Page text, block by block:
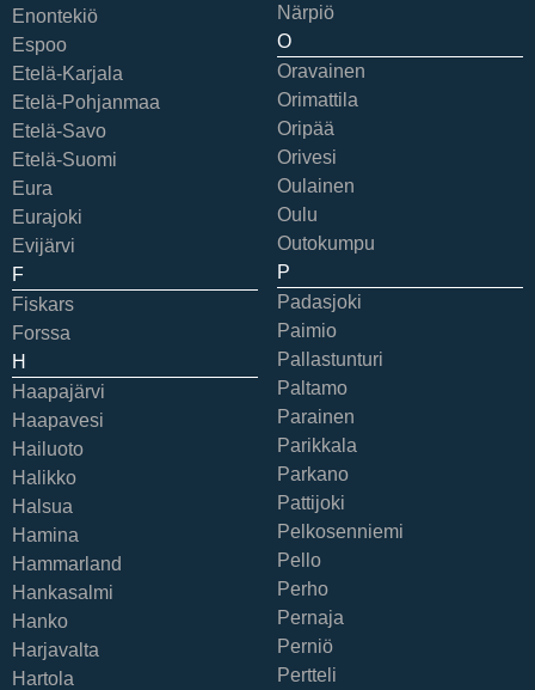
Enontekiö
Espoo
Etelä-Karjala
Etelä-Pohjanmaa
Etelä-Savo
Etelä-Suomi
Eura
Eurajoki
Evijärvi
F
Fiskars
Forssa
H
Haapajärvi
Haapavesi
Hailuoto
Halikko
Halsua
Hamina
Hammarland
Hankasalmi
Hanko
Harjavalta
Hartola
Närpiö
O
Oravainen
Orimattila
Oripää
Orivesi
Oulainen
Oulu
Outokumpu
P
Padasjoki
Paimio
Pallastunturi
Paltamo
Parainen
Parikkala
Parkano
Pattijoki
Pelkosenniemi
Pello
Perho
Pernaja
Perniö
Pertteli